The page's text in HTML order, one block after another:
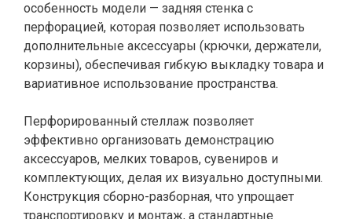
особенность модели — задняя стенка с
перфорацией, которая позволяет использовать
дополнительные аксессуары (крючки, держатели,
корзины), обеспечивая гибкую выкладку товара и
вариативное использование пространства.
Перфорированный стеллаж позволяет
эффективно организовать демонстрацию
аксессуаров, мелких товаров, сувениров и
комплектующих, делая их визуально доступными.
Конструкция сборно-разборная, что упрощает
транспортировку и монтаж, а стандартные